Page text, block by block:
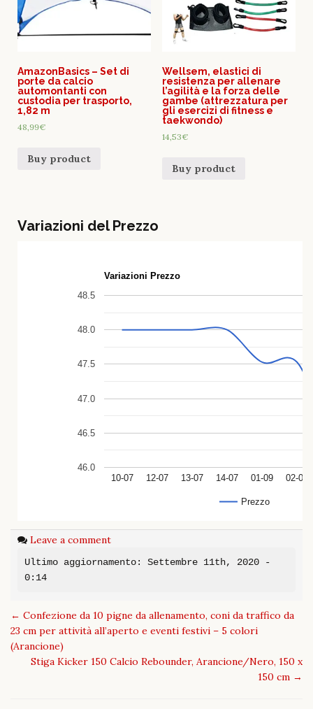
AmazonBasics – Set di
porte da calcio
automontanti con
custodia per trasporto,
1,82 m
48,99€
Buy product
Wellsem, elastici di
resistenza per allenare
l’agilità e la forza delle
gambe (attrezzatura per
gli esercizi di fitness e
taekwondo)
14,53€
Buy product
Variazioni del Prezzo
Variazioni Prezzo
Prezzo
10-07 12-07 13-07 14-07 01-09 02-09
46.0
46.5
47.0
47.5
48.0
48.5
Leave a comment
Ultimo aggiornamento: Settembre 11th, 2020 -
0:14
Post
navigation
← Confezione da 10 pigne da allenamento, coni da traffico da
23 cm per attività all’aperto e eventi festivi – 5 colori
(Arancione)
Stiga Kicker 150 Calcio Rebounder, Arancione/Nero, 150 x
150 cm →